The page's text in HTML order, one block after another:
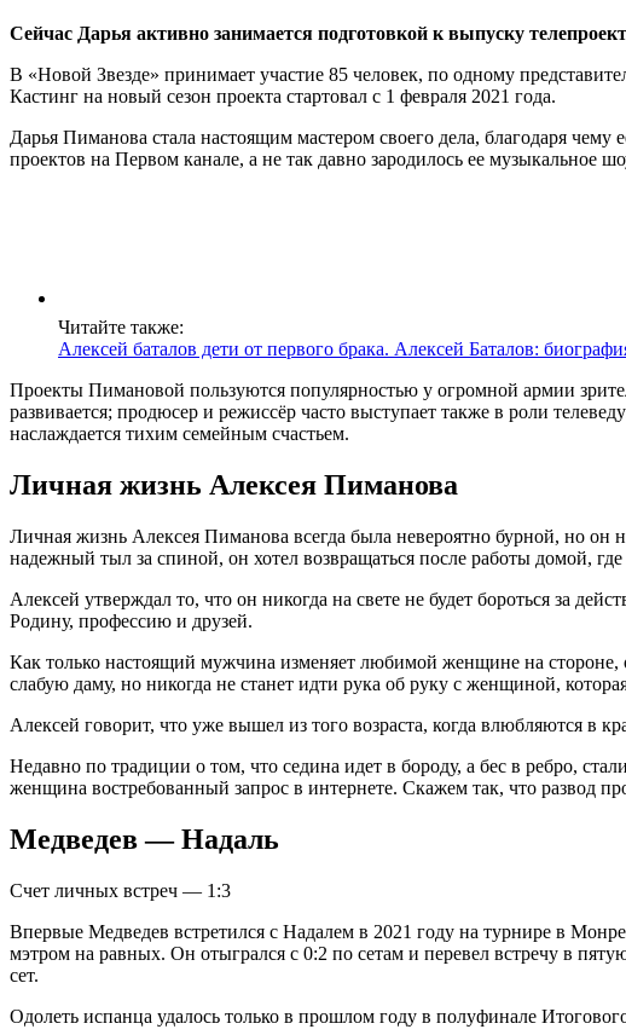
Сейчас Дарья активно занимается подготовкой к выпуску
В «Новой Звезде» принимает участие 85 человек, по одному
Кастинг на новый сезон проекта стартовал с 1 февраля 2021 года.
Дарья Пиманова стала настоящим мастером своего дела, благодаря
проектов на Первом канале, а не так давно зародилось ее музыкальное
Читайте также:
Алексей баталов дети от первого брака. Алексей Баталов:
Проекты Пимановой пользуются популярностью у огромной армии
развивается; продюсер и режиссёр часто выступает также в роли
наслаждается тихим семейным счастьем.
Личная жизнь Алексея Пиманова
Личная жизнь Алексея Пиманова всегда была невероятно бурной, но он
надежный тыл за спиной, он хотел возвращаться после работы домой,
Алексей утверждал то, что он никогда на свете не будет бороться за
Родину, профессию и друзей.
Как только настоящий мужчина изменяет любимой женщине на стороне,
слабую даму, но никогда не станет идти рука об руку с женщиной,
Алексей говорит, что уже вышел из того возраста, когда влюбляются в
Недавно по традиции о том, что седина идет в бороду, а бес в ребро,
женщина востребованный запрос в интернете. Скажем так, что
Медведев — Надаль
Счет личных встреч — 1:3
Впервые Медведев встретился с Надалем в 2021 году на турнире в
мэтром на равных. Он отыгрался с 0:2 по сетам и перевел встречу в
сет.
Одолеть испанца удалось только в прошлом году в полуфинале